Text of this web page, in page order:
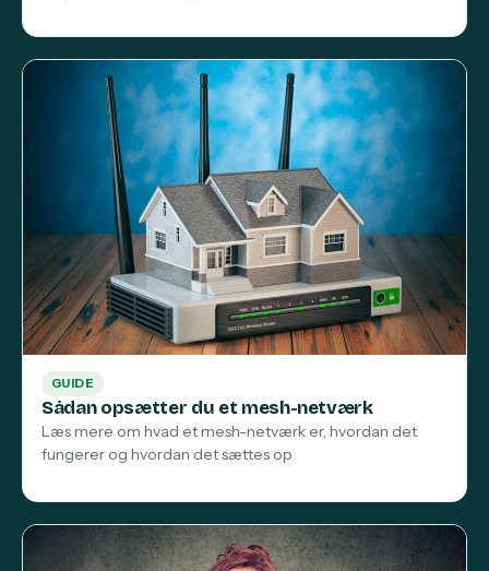
GUIDE
Sådan opsætter du et mesh-netværk
Læs mere om hvad et mesh-netværk er, hvordan det
fungerer og hvordan det sættes op